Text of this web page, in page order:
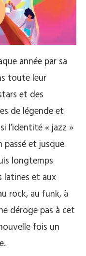
année par sa
toute leur
et des
de légende et
l’identité « jazz »
et jusque
longtemps
latines et aux
rock, au funk, à
déroge pas à cet
fois un